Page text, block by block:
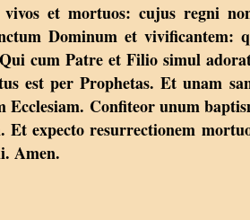
et mortuos: cujus regni
Dominum et vivificantem:
cum Patre et Filio simul
est per Prophetas. Et unam
Ecclesiam. Confiteor unum
Et expecto resurrectionem
Amen.